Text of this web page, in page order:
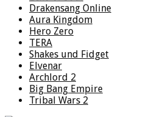
Drakensang Online
Aura Kingdom
Hero Zero
TERA
Shakes und Fidget
Elvenar
Archlord 2
Big Bang Empire
Tribal Wars 2